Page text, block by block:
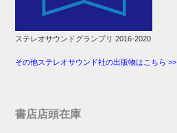
ステレオサウンドグランプリ 2016-2020
その他ステレオサウンド社の出版物はこちら >>
書店店頭在庫